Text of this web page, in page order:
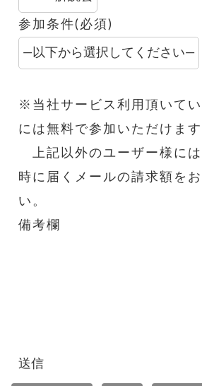
参加条件(必須)
※当社サービス利用頂いて
には無料で参加いただけます
上記以外のユーザー様には
時に届くメールの請求額を
い。
備考欄